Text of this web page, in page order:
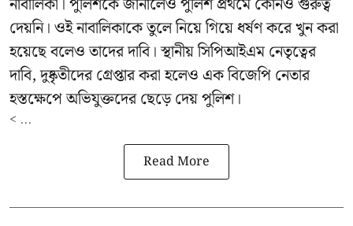
দেয়নি। ওই নাবালিকাকে তুলে নিয়ে গিয়ে ধর্ষণ করে খুন করা
হয়েছে বলেও তাদের দাবি। স্থানীয় সিপিআইএম নেতৃত্বের
দাবি, দুষ্কৃতীদের গ্রেপ্তার করা হলেও এক বিজেপি নেতার
হস্তক্ষেপে অভিযুক্তদের ছেড়ে দেয় পুলিশ।
< ...
Read More